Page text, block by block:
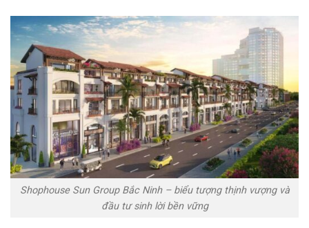
Shophouse Sun Group Bắc Ninh – biểu tượng thịnh vượng và
đầu tư sinh lời bền vững